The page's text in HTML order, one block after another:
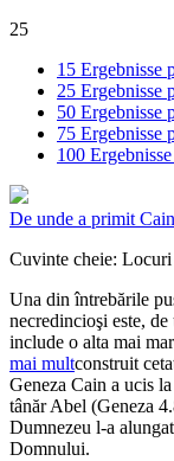
25
15 Ergebnisse
25 Ergebnisse
50 Ergebnisse
75 Ergebnisse
100
De unde a primit
Cuvinte cheie: Locuri
Una din întrebările
necredincioşi este,
include o alta mai
mai multconstruit
Geneza Cain a ucis
tânăr Abel (Geneza
Dumnezeu l-a
Domnului.